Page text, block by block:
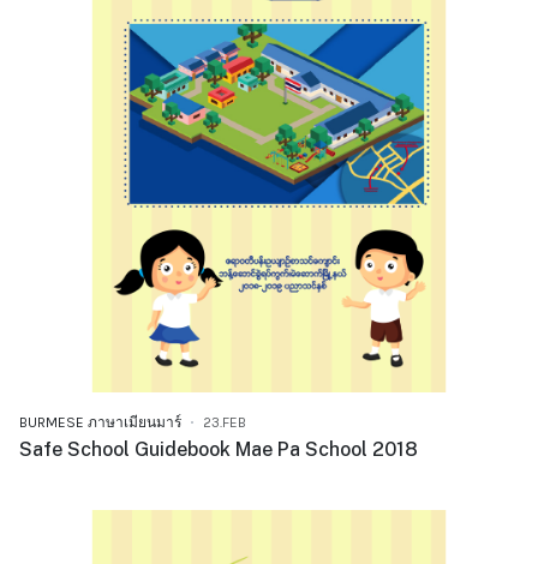
BURMESE ภาษาเมียนมาร์ 23.FEB
Safe School Guidebook Mae Pa School 2018